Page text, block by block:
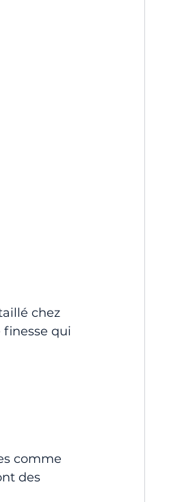
chez
finesse qui
comme
des